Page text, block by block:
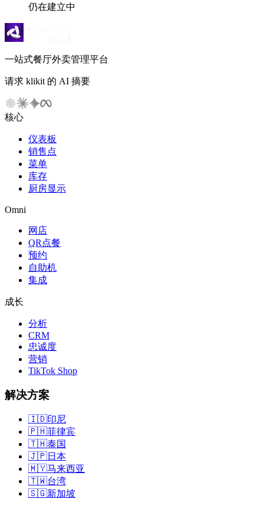
仍在建立中
一站式餐厅外卖管理平台
请求 klikit 的 AI 摘要
核心
仪表板
销售点
菜单
库存
厨房显示
Omni
网店
QR点餐
预约
自助机
集成
成长
分析
CRM
忠诚度
营销
TikTok Shop
解决方案
🇮🇩印尼
🇵🇭菲律宾
🇹🇭泰国
🇯🇵日本
🇲🇾马来西亚
🇹🇼台湾
🇸🇬新加坡